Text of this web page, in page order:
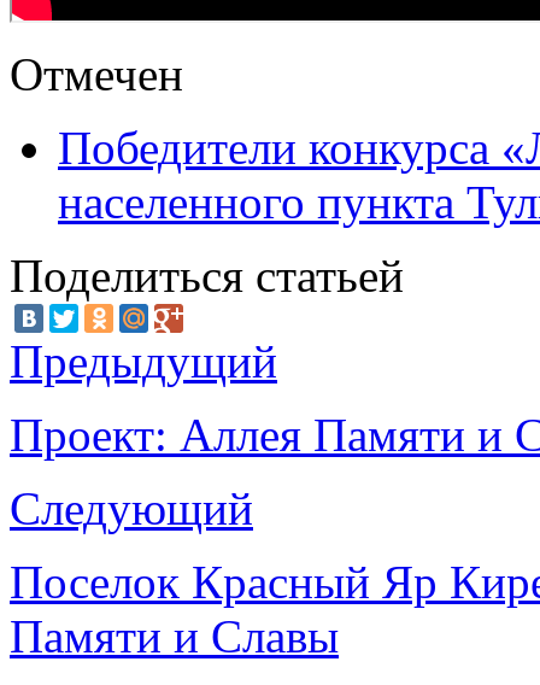
Отмечен
Победители конкурса
населенного пункта
Поделиться статьей
Предыдущий
Проект: Аллея Памяти и
Следующий
Поселок Красный Яр
Памяти и Славы